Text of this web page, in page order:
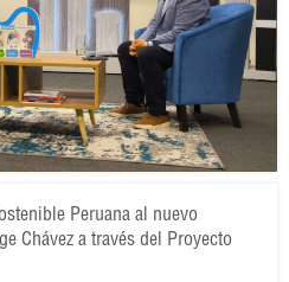
Peruana al nuevo
Chávez a través del Proyecto